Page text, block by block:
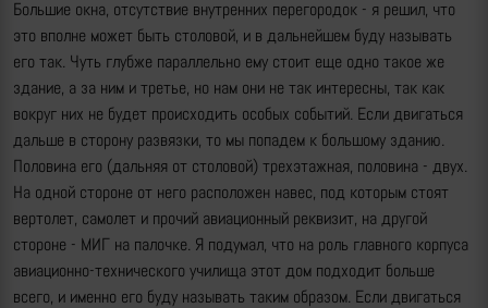
Большие окна, отсутствие внутренних перегородок - я решил, что
это вполне может быть столовой, и в дальнейшем буду называть
его так. Чуть глубже параллельно ему стоит еще одно такое же
здание, а за ним и третье, но нам они не так интересны, так как
вокруг них не будет происходить особых событий. Если двигаться
дальше в сторону развязки, то мы попадем к большому зданию.
Половина его (дальняя от столовой) трехэтажная, половина - двух.
На одной стороне от него расположен навес, под которым стоят
вертолет, самолет и прочий авиационный реквизит, на другой
стороне - МИГ на палочке. Я подумал, что на роль главного корпуса
авиационно-технического училища этот дом подходит больше
всего, и именно его буду называть таким образом. Если двигаться